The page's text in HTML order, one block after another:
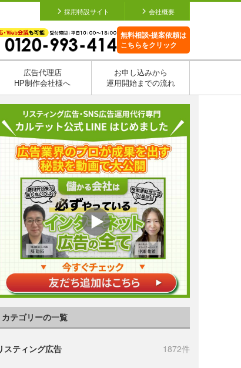
採用特設サイト 会社概要
無料相談•提案依頼は
こちらをクリック
広告代理店
HP制作会社様へ
お申し込みから
運用開始までの流れ
カテゴリーの一覧
スティング広告 1872件